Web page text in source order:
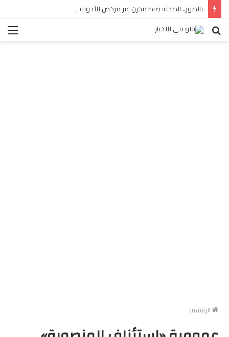
بالصور.. الصحة: ضبط مخزن غير مرخص للأدوية المهربة بالبساتين
بحث
الرئيسية